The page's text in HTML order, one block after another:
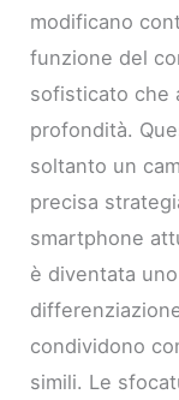
modificano
funzione del
sofisticato che
profondità.
soltanto un
precisa
smartphone
è diventata
condividono
simili. Le